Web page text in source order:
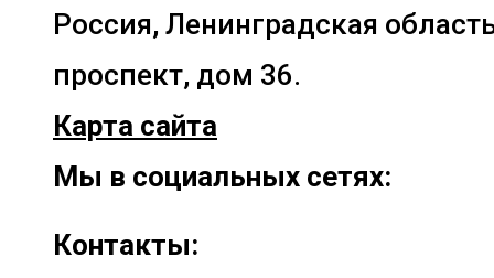
Россия, Ленинградская
проспект, дом 36.
Карта сайта
Мы в социальных сетях:
Контакты: